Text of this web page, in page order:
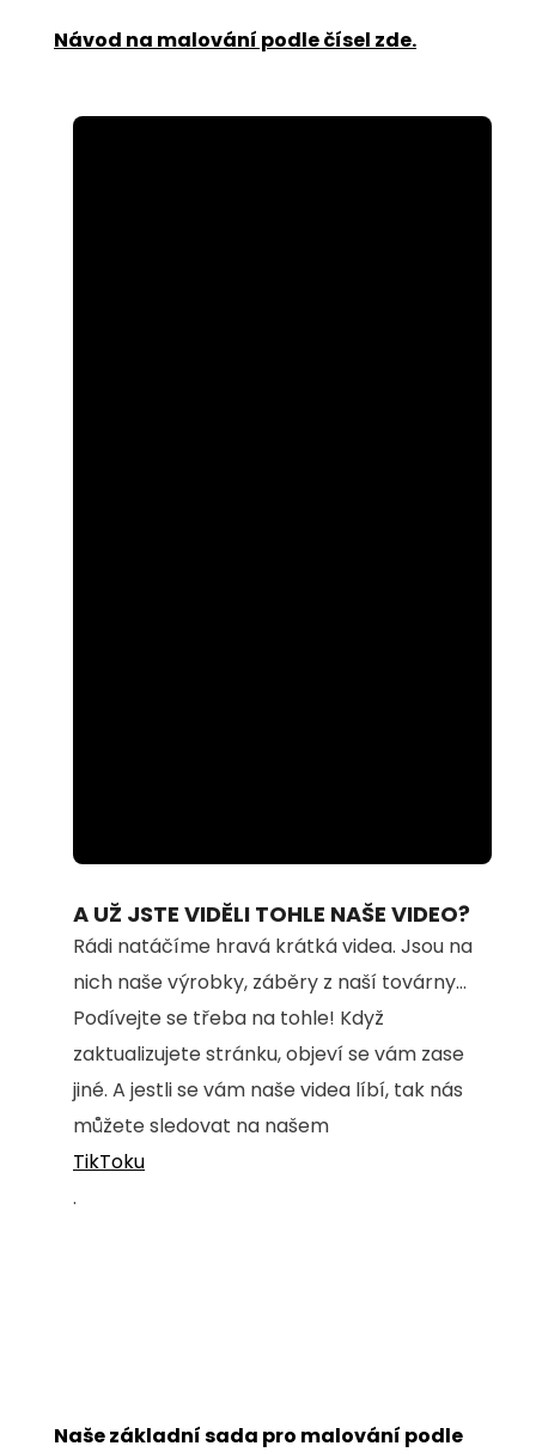
Návod na malování podle čísel zde.
94.54%
A UŽ JSTE VIDĚLI TOHLE NAŠE VIDEO?
Rádi natáčíme hravá krátká videa. Jsou na
nich naše výrobky, záběry z naší továrny...
Podívejte se třeba na tohle! Když
zaktualizujete stránku, objeví se vám zase
jiné. A jestli se vám naše videa líbí, tak nás
můžete sledovat na našem
TikToku
.
Naše základní sada pro malování podle